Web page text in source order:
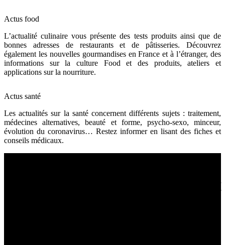
Actus food
L’actualité culinaire vous présente des tests produits ainsi que de
bonnes adresses de restaurants et de pâtisseries. Découvrez
également les nouvelles gourmandises en France et à l’étranger, des
informations sur la culture Food et des produits, ateliers et
applications sur la nourriture.
Actus santé
Les actualités sur la santé concernent différents sujets : traitement,
médecines alternatives, beauté et forme, psycho-sexo, minceur,
évolution du coronavirus… Restez informer en lisant des fiches et
conseils médicaux.